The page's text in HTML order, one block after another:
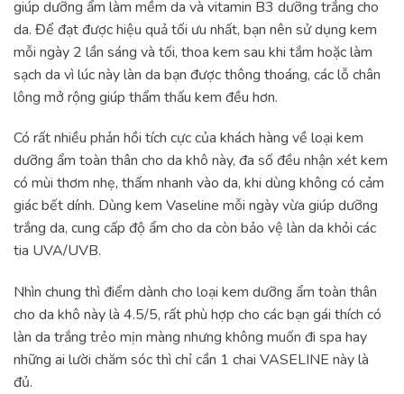
giúp dưỡng ẩm làm mềm da và vitamin B3 dưỡng trắng cho
da. Để đạt được hiệu quả tối ưu nhất, bạn nên sử dụng kem
mỗi ngày 2 lần sáng và tối, thoa kem sau khi tắm hoặc làm
sạch da vì lúc này làn da bạn được thông thoáng, các lỗ chân
lông mở rộng giúp thẩm thấu kem đều hơn.
Có rất nhiều phản hồi tích cực của khách hàng về loại kem
dưỡng ẩm toàn thân cho da khô này, đa số đều nhận xét kem
có mùi thơm nhẹ, thấm nhanh vào da, khi dùng không có cảm
giác bết dính. Dùng kem Vaseline mỗi ngày vừa giúp dưỡng
trắng da, cung cấp độ ẩm cho da còn bảo vệ làn da khỏi các
tia UVA/UVB.
Nhìn chung thì điểm dành cho loại kem dưỡng ẩm toàn thân
cho da khô này là 4.5/5, rất phù hợp cho các bạn gái thích có
làn da trắng trẻo mịn màng nhưng không muốn đi spa hay
những ai lười chăm sóc thì chỉ cần 1 chai VASELINE này là
đủ.